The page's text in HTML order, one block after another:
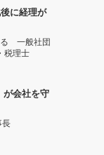
に経理が
る 一般社団
税理士
が会社を守
長